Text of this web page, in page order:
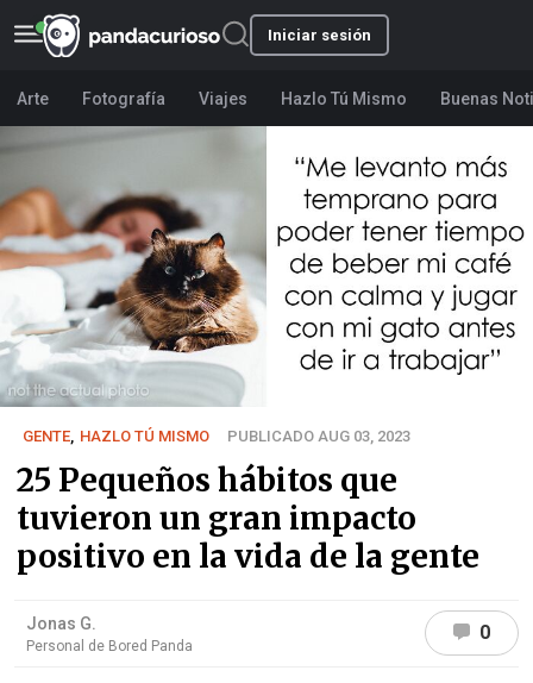
Iniciar sesión
Arte Fotografía Viajes Hazlo Tú Mismo Buenas
GENTE HAZLO TÚ MISMO PUBLICADO AUG 03, 2023
25 Pequeños hábitos que
tuvieron un gran impacto
positivo en la vida de la gente
Jonas G.
Personal de Bored Panda
0